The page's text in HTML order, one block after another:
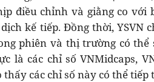
điều chỉnh và giằng co với
kế tiếp. Đồng thời, YSVN
phiên và thị trường có thể
là các chỉ số VNMidcaps,
các chỉ số này có thể